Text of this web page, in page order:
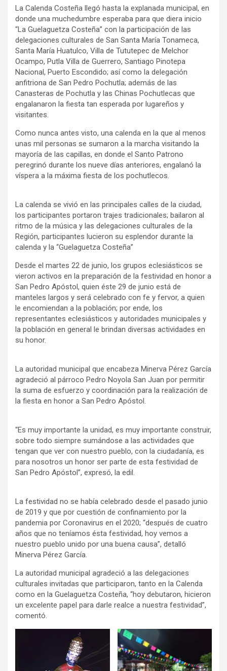
La Calenda Costeña llegó hasta la explanada municipal, en
donde una muchedumbre esperaba para que diera inicio
“La Guelaguetza Costeña” con la participación de las
delegaciones culturales de San Santa María Tonameca,
Santa María Huatulco, Villa de Tututepec de Melchor
Ocampo, Putla Villa de Guerrero, Santiago Pinotepa
Nacional, Puerto Escondido; así como la delegación
anfitriona de San Pedro Pochutla; además de las
Canasteras de Pochutla y las Chinas Pochutlecas que
engalanaron la fiesta tan esperada por lugareños y
visitantes.
Como nunca antes visto, una calenda en la que al menos
unas mil personas se sumaron a la marcha visitando la
mayoría de las capillas, en donde el Santo Patrono
peregrinó durante los nueve días anteriores, engalanó la
víspera a la máxima fiesta de los pochutlecos.
La calenda se vivió en las principales calles de la ciudad,
los participantes portaron trajes tradicionales; bailaron al
ritmo de la música y las delegaciones culturales de la
Región, participantes lucieron su esplendor durante la
calenda y la “Guelaguetza Costeña”
Desde el martes 22 de junio, los grupos eclesiásticos se
vieron activos en la preparación de la festividad en honor a
San Pedro Apóstol, quien éste 29 de junio está de
manteles largos y será celebrado con fe y fervor, a quien
le encomiendan a la población; por ende, los
representantes eclesiásticos y autoridades municipales y
la población en general le brindan diversas actividades en
su honor.
La autoridad municipal que encabeza Minerva Pérez García
agradeció al párroco Pedro Noyola San Juan por permitir
la suma de esfuerzo y coordinación para la realización de
la fiesta en honor a San Pedro Apóstol.
“Es muy importante la unidad, es muy importante construir,
sobre todo siempre sumándose a las actividades que
tengan que ver con nuestro pueblo, con la ciudadanía, es
para nosotros un honor ser parte de esta festividad de
San Pedro Apóstol”, expresó, la edil.
La festividad no se había celebrado desde el pasado junio
de 2019 y que por cuestión de confinamiento por la
pandemia por Coronavirus en el 2020; “después de cuatro
años que no teníamos ésta festividad, hoy vemos a
nuestro pueblo unido por una buena causa”, detalló
Minerva Pérez García.
La autoridad municipal agradeció a las delegaciones
culturales invitadas que participaron, tanto en la Calenda
como en la Guelaguetza Costeña, “hoy debutaron, hicieron
un excelente papel para darle realce a nuestra festividad”,
comentó.